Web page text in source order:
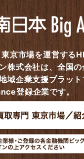
京市場を運営する
株式会社は、全国
域企業支援プラッ
登録企業です。